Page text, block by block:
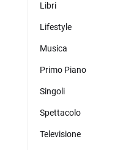
Libri
Lifestyle
Musica
Primo Piano
Singoli
Spettacolo
Televisione